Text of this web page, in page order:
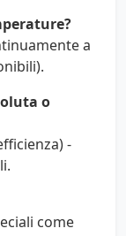
a
o
-
come